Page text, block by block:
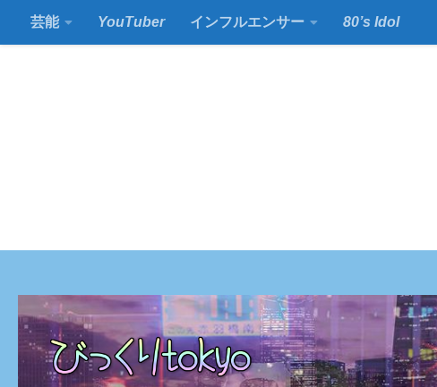
コンテンツの下
芸能 YouTuber インフルエンサー 80’s Idol